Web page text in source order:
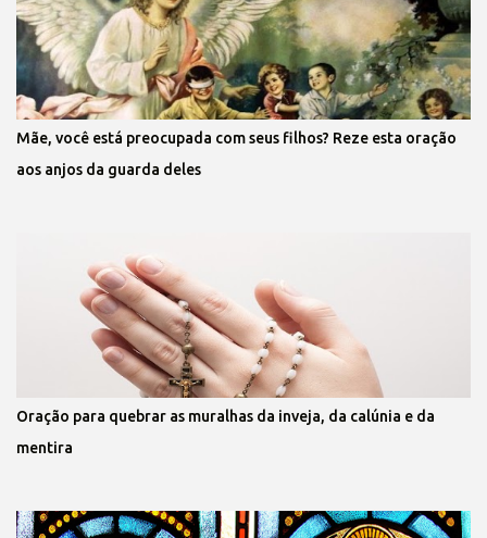
Mãe, você está preocupada com seus filhos? Reze esta oração
aos anjos da guarda deles
Oração para quebrar as muralhas da inveja, da calúnia e da
mentira